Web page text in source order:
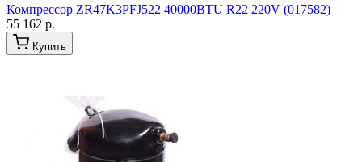
Компрессор ZR47K3PFJ522 40000BTU R22 220V (017582)
55 162 р.
Купить